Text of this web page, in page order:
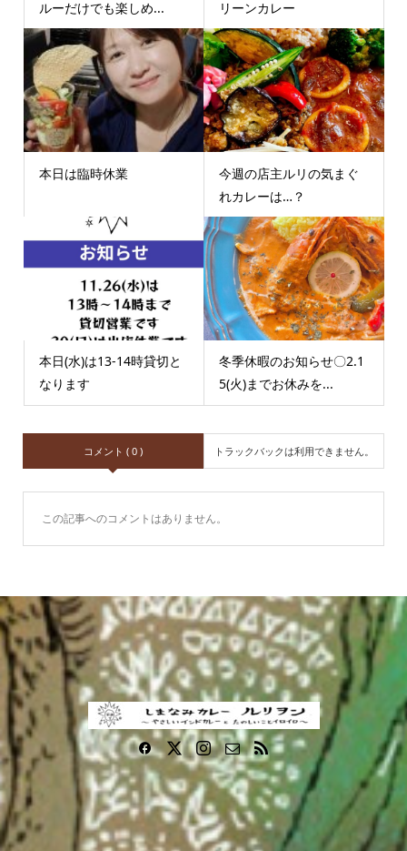
ルーだけでも楽しめ...
リーンカレー
本日は臨時休業
今週の店主ルリの気まぐ
れカレーは…？
本日(水)は13-14時貸切と
なります
冬季休暇のお知らせ〇2.1
5(火)までお休みを...
コメント ( 0 ) トラックバックは利用できません。
この記事へのコメントはありません。